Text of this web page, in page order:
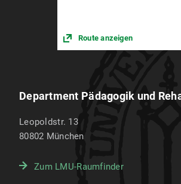
Route anzeigen
Department Pädagogik und
Leopoldstr. 13
80802 München
Zum LMU-Raumfinder